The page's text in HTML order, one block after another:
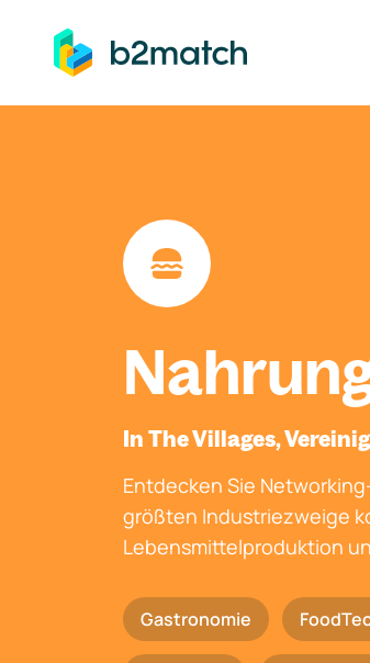
springen
In The Villages,
Entdecken Sie
größten Industriezweige
Lebensmittelproduktion
Gastronomie